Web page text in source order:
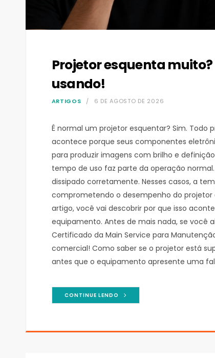
Projetor esquenta
usando!
ARTIGOS 6 DE AGOSTO DE 2026
É normal um projetor esquentar? Sim.
acontece porque seus componentes
para produzir imagens com brilho e
tempo de uso faz parte da operação
dissipado corretamente. Nesses casos, a
comprometendo o desempenho do
artigo, você vai descobrir por que isso
equipamento. Antes de mais nada, se você
Certificado da Main Service para
comercial! Como saber se o projetor está
antes que o equipamento apresente uma
CONTINUE LENDO